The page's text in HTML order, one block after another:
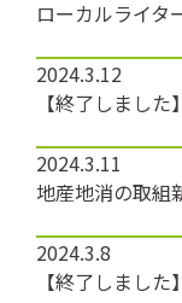
2024.3.12
【終了しまし
2024.3.11
2024.3.8
【終了しまし